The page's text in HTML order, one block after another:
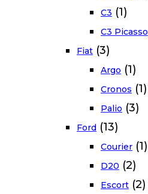
C3 (1)
C3 Picasso
Fiat (3)
Argo (1)
Cronos (1)
Palio (3)
Ford (13)
Courier (1)
D20 (2)
Escort (2)